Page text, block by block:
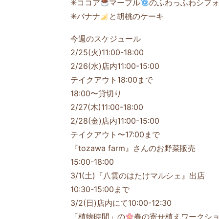
✳ココア
マーブル
のふわっふわシフ
✳バナナ
と胡桃のケーキ
今週のスケジュール
2/25(火)11:00-18:00
2/26(水)店内11:00-15:00
テイクアウト18:00まで
18:00〜貸切り
2/27(木)11:00-18:00
2/28(金)店内11:00-15:00
テイクアウト〜17:00まで
『tozawa farm』さんのお野菜販売
15:00-18:00
3/1(土)『八雲のはたけマルシェ』出店
10:30-15:00まで
3/2(日)店内にて10:00-12:30
「植物時間」の
春の寄せ植えワークシ